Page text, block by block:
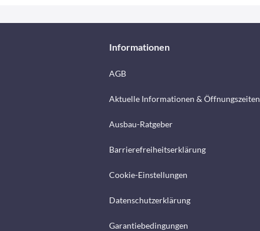
Informationen
AGB
Aktuelle Informationen & Öffnungszeiten
Ausbau-Ratgeber
Barrierefreiheitserklärung
Cookie-Einstellungen
Datenschutzerklärung
Garantiebedingungen